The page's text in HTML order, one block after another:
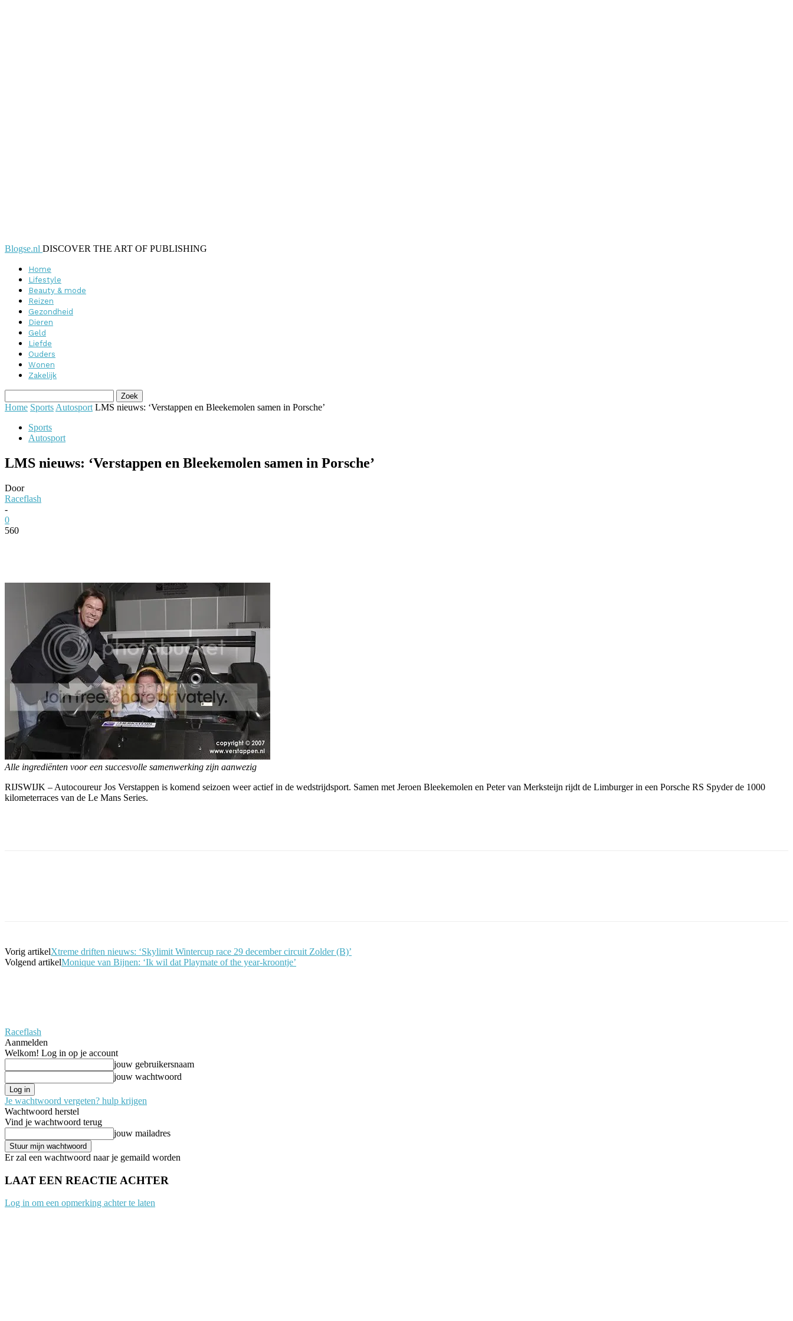
Blogse.nl DISCOVER THE ART OF PUBLISHING
Home
Lifestyle
Beauty & mode
Reizen
Gezondheid
Dieren
Geld
Liefde
Ouders
Wonen
Zakelijk
Home Sports Autosport LMS nieuws: ‘Verstappen en Bleekemolen samen in Porsche’
Sports
Autosport
LMS nieuws: ‘Verstappen en Bleekemolen samen in Porsche’
Door
Raceflash
-
0
560
Alle ingrediënten voor een succesvolle samenwerking zijn aanwezig
RIJSWIJK – Autocoureur Jos Verstappen is komend seizoen weer actief in de wedstrijdsport. Samen met Jeroen Bleekemolen en Peter van Merksteijn rijdt de Limburger in een Porsche RS Spyder de 1000
kilometerraces van de Le Mans Series.
Vorig artikelXtreme driften nieuws: ‘Skylimit Wintercup race 29 december circuit Zolder (B)’
Volgend artikelMonique van Bijnen: ‘Ik wil dat Playmate of the year-kroontje’
Raceflash
Aanmelden
Welkom! Log in op je account
jouw gebruikersnaam
jouw wachtwoord
Je wachtwoord vergeten? hulp krijgen
Wachtwoord herstel
Vind je wachtwoord terug
jouw mailadres
Er zal een wachtwoord naar je gemaild worden
LAAT EEN REACTIE ACHTER
Log in om een opmerking achter te laten